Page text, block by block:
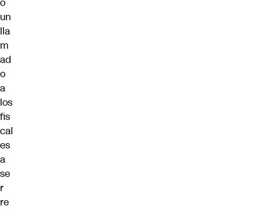
un
lla
m
ad
o
a
los
fis
cal
es
a
se
r
re